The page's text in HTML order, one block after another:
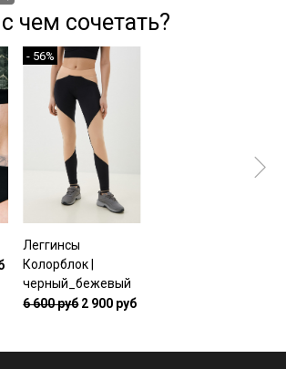
чем сочетать?
- 56%
Леггинсы
Колорблок |
черный_бежевый
6 600 руб2 900 руб